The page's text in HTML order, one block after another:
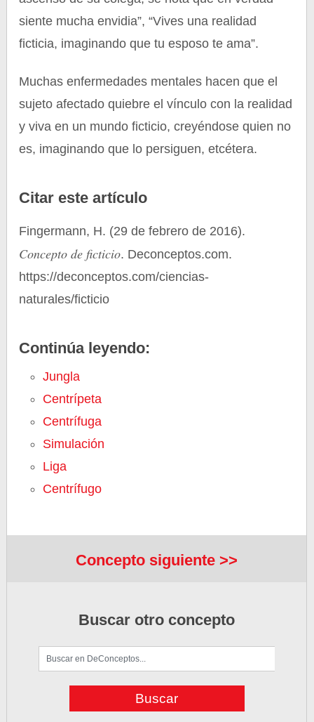
siente mucha envidia”, “Vives una realidad
ficticia, imaginando que tu esposo te ama”.
Muchas enfermedades mentales hacen que el
sujeto afectado quiebre el vínculo con la realidad
y viva en un mundo ficticio, creyéndose quien no
es, imaginando que lo persiguen, etcétera.
Citar este artículo
Fingermann, H. (29 de febrero de 2016).
Concepto de ficticio. Deconceptos.com.
https://deconceptos.com/ciencias-
naturales/ficticio
Continúa leyendo:
Jungla
Centrípeta
Centrífuga
Simulación
Liga
Centrífugo
Concepto siguiente >>
Buscar otro concepto